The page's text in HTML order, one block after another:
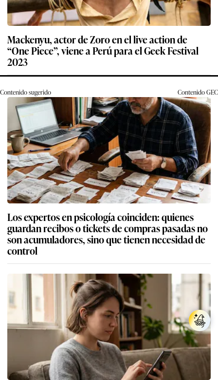
Mackenyu, actor de Zoro en el live action de
“One Piece”, viene a Perú para el Geek Festival
2023
Contenido sugerido ContenidoGEC
Los expertos en psicología coinciden: quienes
guardan recibos o tickets de compras pasadas no
son acumuladores, sino que tienen necesidad de
control